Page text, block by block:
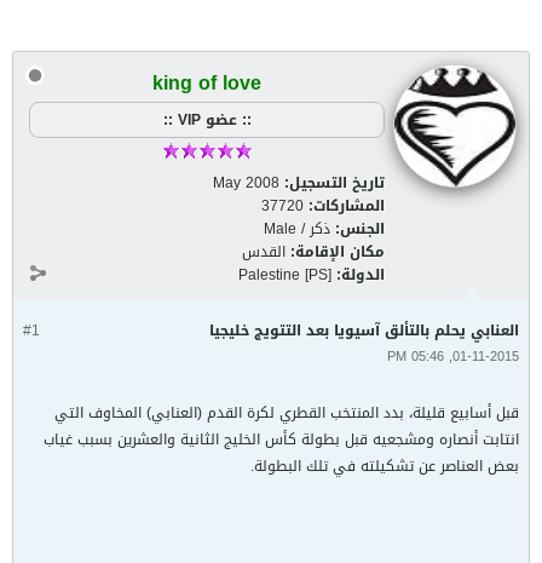
king of love
:: عضو VIP ::
تاريخ التسجيل: May 2008
المشاركات: 37720
الجنس: ذكر / Male
مكان الإقامة: القدس
الدولة: Palestine [PS]
#1 العنابي يحلم بالتألق آسيويا بعد التتويج خليجيا
01-11-2015, 05:46 PM
قبل أسابيع قليلة، بدد المنتخب القطري لكرة القدم (العنابي) المخاوف التي
انتابت أنصاره ومشجعيه قبل بطولة كأس الخليج الثانية والعشرين بسبب غياب
بعض العناصر عن تشكيلته في تلك البطولة.